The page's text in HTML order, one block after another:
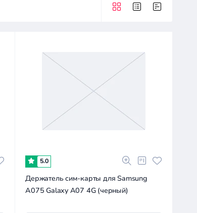
5.0
Держатель сим-карты для Samsung
A075 Galaxy A07 4G (черный)